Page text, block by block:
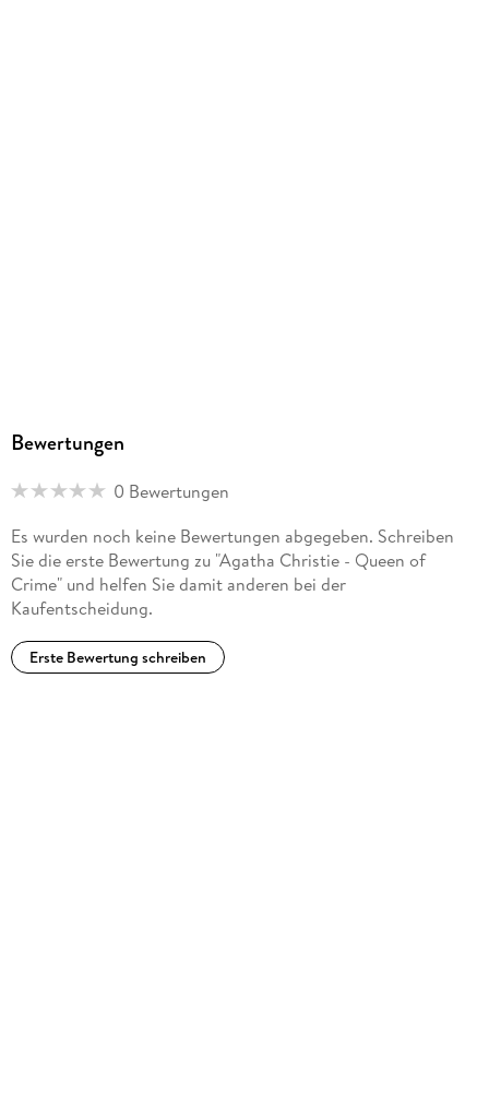
Bewertungen
0 Bewertungen
Es wurden noch keine Bewertungen abgegeben. Schreiben
Sie die erste Bewertung zu "Agatha Christie - Queen of
Crime" und helfen Sie damit anderen bei der
Kaufentscheidung.
Erste Bewertung schreiben